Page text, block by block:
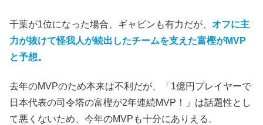
千葉が1位になった場合、ギャビンも有力だが、 オフに主
力が抜けて怪我人が続出したチームを支えた富樫がMVP
と予想。
去年のMVPのため本来は不利だが、「1億円プレイヤーで
日本代表の司令塔の富樫が2年連続MVP！」は話題性とし
て悪くないため、今年のMVPも十分にありえる。